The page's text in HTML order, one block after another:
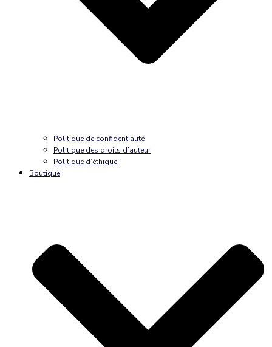
Politique de confidentialité
Politique des droits d’auteur
Politique d’éthique
Boutique